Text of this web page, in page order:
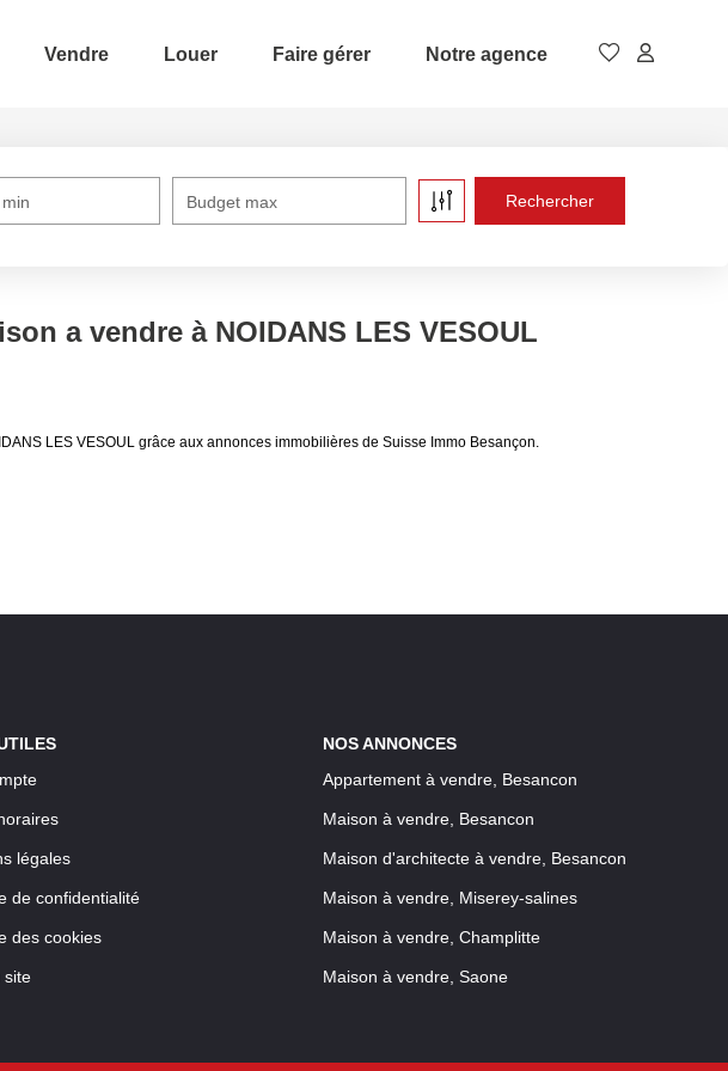
Vendre Louer Faire gérer Notre agence
Budget max
a vendre à NOIDANS LES VESOUL
LES VESOUL grâce aux annonces immobilières de Suisse Immo Besançon.
légales
de confidentialité
des cookies
site
NOS ANNONCES
Appartement à vendre, Besancon
Maison à vendre, Besancon
Maison d'architecte à vendre, Besancon
Maison à vendre, Miserey-salines
Maison à vendre, Champlitte
Maison à vendre, Saone